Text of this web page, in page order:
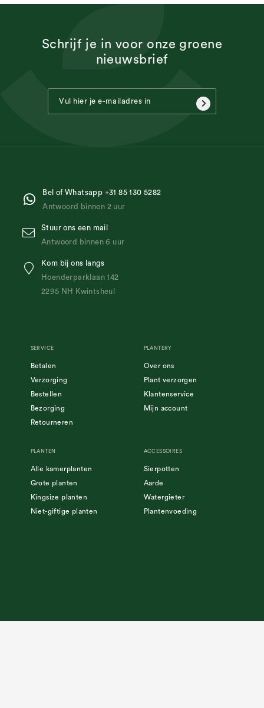
Schrijf je in voor onze groene
nieuwsbrief
Bel of Whatsapp +31 85 130 5282
Antwoord binnen 2 uur
Stuur ons een mail
Antwoord binnen 6 uur
Kom bij ons langs
Hoenderparklaan 142
2295 NH Kwintsheul
SERVICE
Betalen
Verzorging
Bestellen
Bezorging
Retourneren
PLANTERY
Over ons
Plant verzorgen
Klantenservice
Mijn account
PLANTEN
Alle kamerplanten
Grote planten
Kingsize planten
Niet-giftige planten
ACCESSOIRES
Sierpotten
Aarde
Watergieter
Plantenvoeding